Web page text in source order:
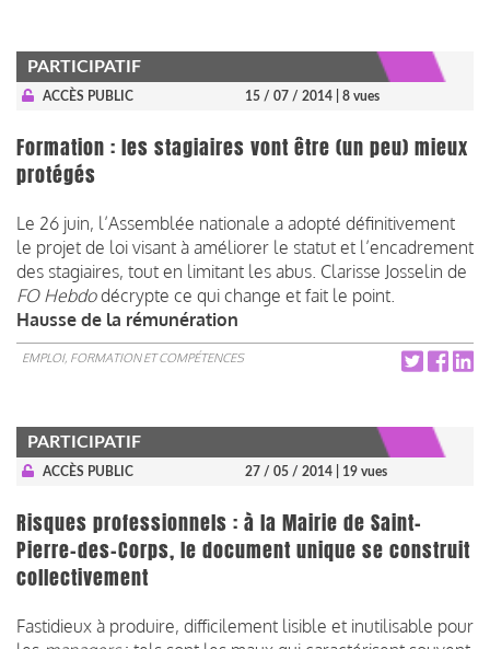
PARTICIPATIF
ACCÈS PUBLIC 15 / 07 / 2014 | 8 vues
Formation : les stagiaires vont être (un peu) mieux
protégés
Le 26 juin, l’Assemblée nationale a adopté définitivement
le projet de loi visant à améliorer le statut et l’encadrement
des stagiaires, tout en limitant les abus. Clarisse Josselin de
FO Hebdodécrypte ce qui change et fait le point.
Hausse de la rémunération
EMPLOI, FORMATION ET COMPÉTENCES
PARTICIPATIF
ACCÈS PUBLIC 27 / 05 / 2014 | 19 vues
Risques professionnels : à la Mairie de Saint-
Pierre-des-Corps, le document unique se construit
collectivement
Fastidieux à produire, difficilement lisible et inutilisable pour